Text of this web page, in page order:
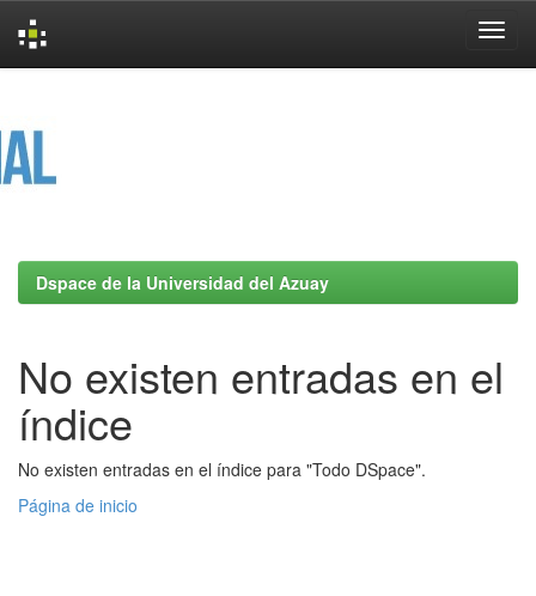
Dspace de la Universidad del Azuay
No existen entradas en el
índice
No existen entradas en el índice para "Todo DSpace".
Página de inicio